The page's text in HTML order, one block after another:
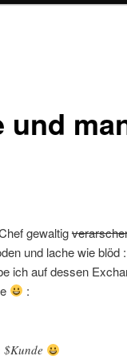
und
gewaltig
und lache wie blöd
ich auf dessen
:
$Kunde